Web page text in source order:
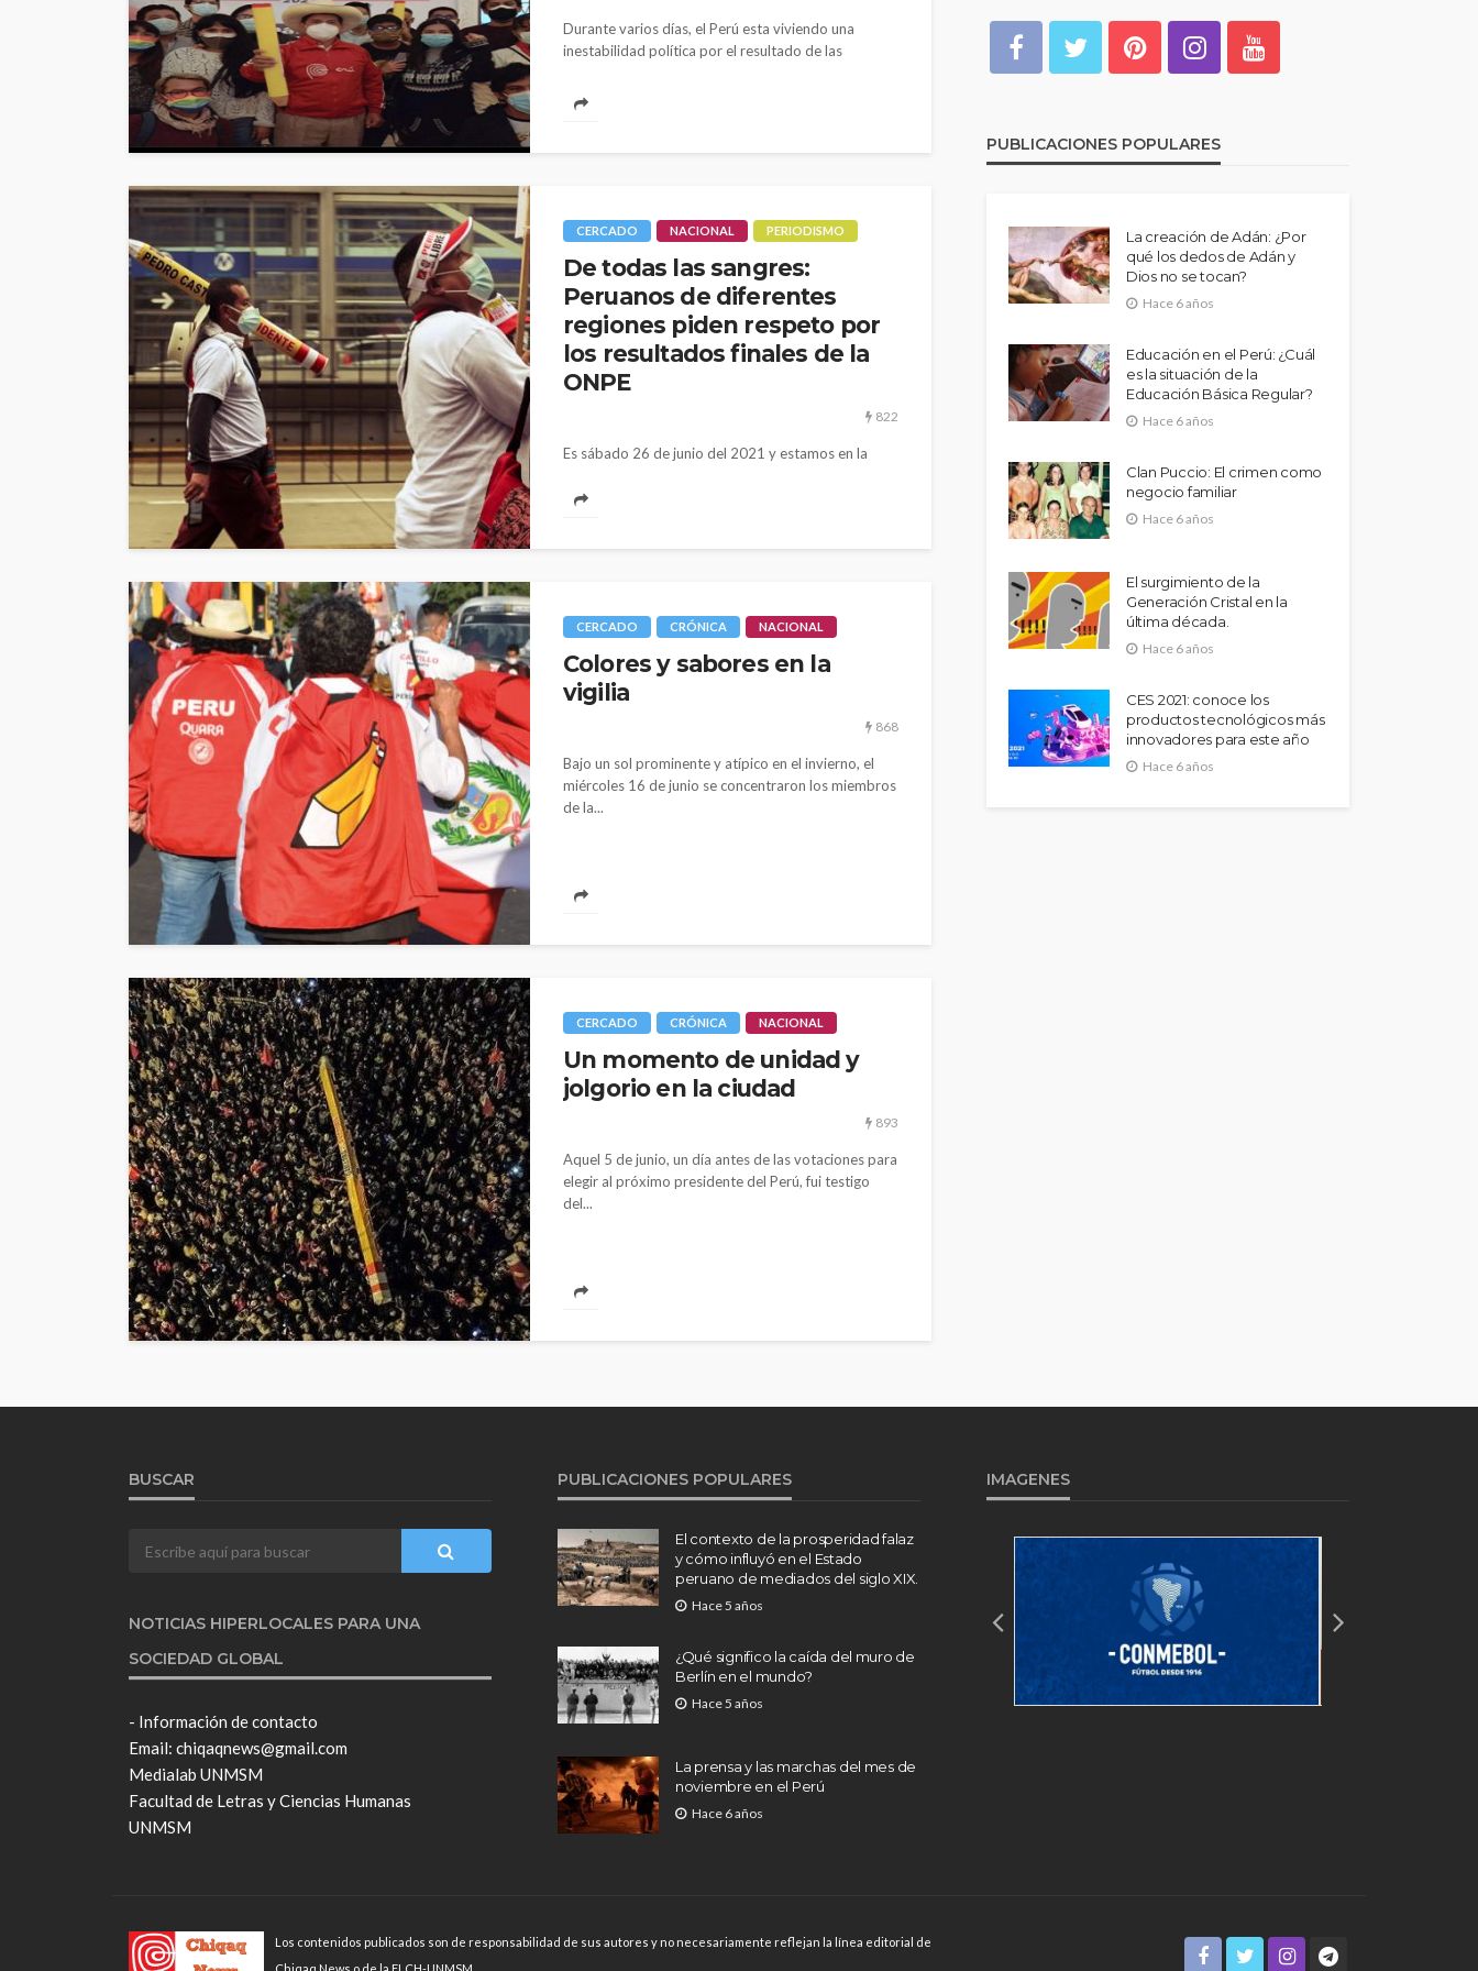
Durante varios días, el Perú esta viviendo una
inestabilidad política por el resultado de las
CERCADO NACIONAL PERIODISMO
De todas las sangres:
Peruanos de diferentes
regiones piden respeto por
los resultados finales de la
ONPE
822
Es sábado 26 de junio del 2021 y estamos en la
CERCADO CRÓNICA NACIONAL
Colores y sabores en la
vigilia
868
Bajo un sol prominente y atípico en el invierno, el
miércoles 16 de junio se concentraron los miembros
de la...
CERCADO CRÓNICA NACIONAL
Un momento de unidad y
jolgorio en la ciudad
893
Aquel 5 de junio, un día antes de las votaciones para
elegir al próximo presidente del Perú, fui testigo
del...
PUBLICACIONES POPULARES
La creación de Adán: ¿Por
qué los dedos de Adán y
Dios no se tocan?
Hace 6 años
Educación en el Perú: ¿Cuál
es la situación de la
Educación Básica Regular?
Hace 6 años
Clan Puccio: El crimen como
negocio familiar
Hace 6 años
El surgimiento de la
Generación Cristal en la
última década.
Hace 6 años
CES 2021: conoce los
productos tecnológicos más
innovadores para este año
Hace 6 años
BUSCAR
NOTICIAS HIPERLOCALES PARA UNA
SOCIEDAD GLOBAL
- Información de contacto
Email: chiqaqnews@gmail.com
Medialab UNMSM
Facultad de Letras y Ciencias Humanas
UNMSM
PUBLICACIONES POPULARES
El contexto de la prosperidad falaz
y cómo influyó en el Estado
peruano de mediados del siglo XIX.
Hace 5 años
¿Qué significo la caída del muro de
Berlín en el mundo?
Hace 5 años
La prensa y las marchas del mes de
noviembre en el Perú
Hace 6 años
IMAGENES
Los contenidos publicados son de responsabilidad de sus autores y no necesariamente reflejan la línea editorial de